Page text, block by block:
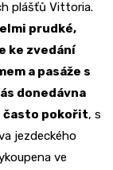
plášťů Vittoria.
prudké,
ke zvedání
a pasáže s
donedávna
často pokořit, s
jezdeckého
ve